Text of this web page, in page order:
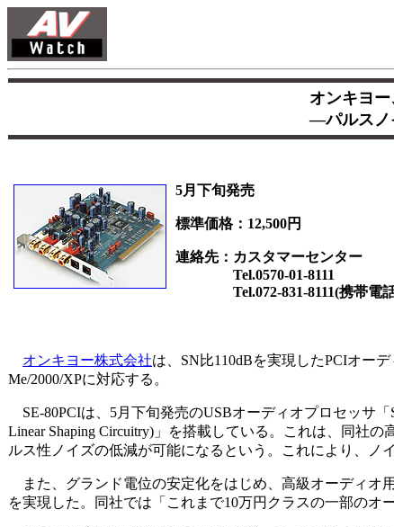
オンキヨ
―パルスノ
5月下旬発売
標準価格：12,500円
連絡先：カスタマーセンター
Tel.0570-01-8111
Tel.072-831-8111(携帯電話
オンキヨー株式会社は、SN比110dBを実現したPCIオー
Me/2000/XPに対応する。
SE-80PCIは、5月下旬発売のUSBオーディオプロセッサ
Linear Shaping Circuitry)」を搭載している。これは、同社
ルス性ノイズの低減が可能になるという。これにより、ノ
また、グランド電位の安定化をはじめ、高級オーディオ
を実現した。同社では「これまで10万円クラスの一部のオ